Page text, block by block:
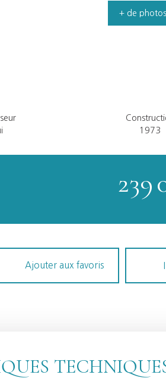
+ de photos
1973
239
Ajouter aux favoris